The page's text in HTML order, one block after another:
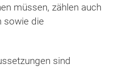
müssen, zählen auch
sowie die
sind